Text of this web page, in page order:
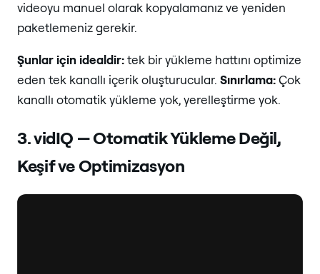
videoyu manuel olarak kopyalamanız ve yeniden
paketlemeniz gerekir.
Şunlar için idealdir:tek bir yükleme hattını optimize
eden tek kanallı içerik oluşturucular. Sınırlama:Çok
kanallı otomatik yükleme yok, yerelleştirme yok.
3. vidIQ — Otomatik Yükleme Değil,
Keşif ve Optimizasyon